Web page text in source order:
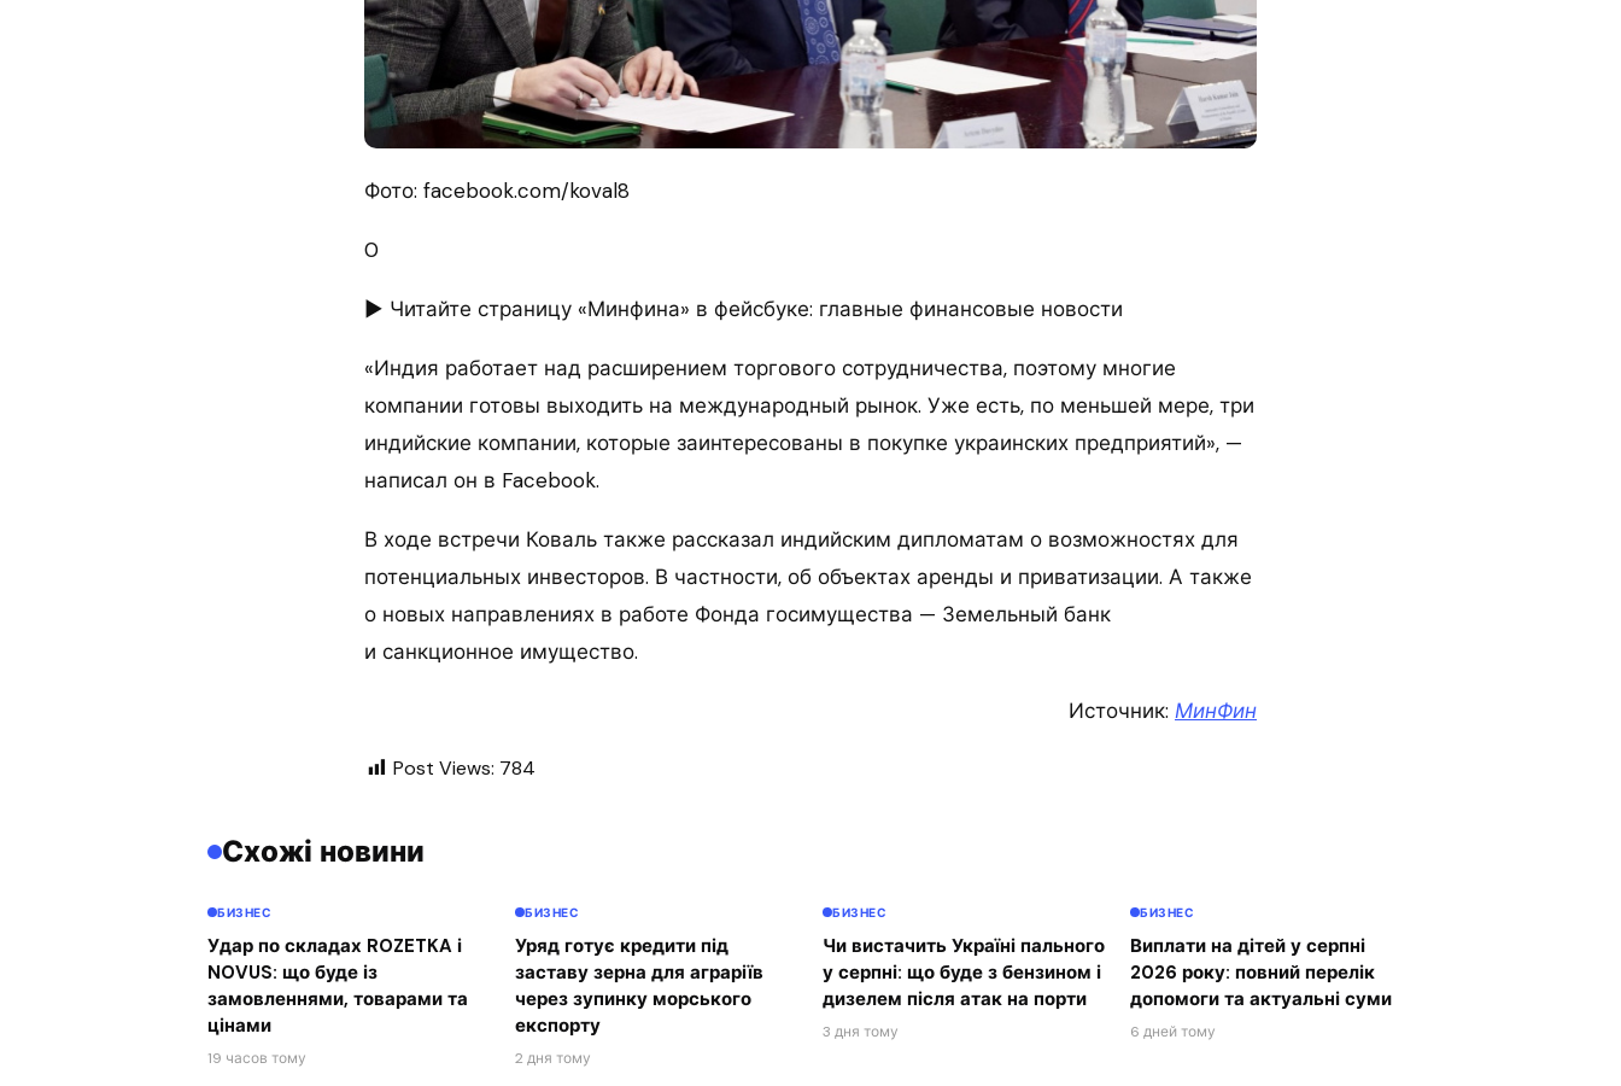
Фото: facebook.com/koval8
0
► Читайте страницу «Минфина» в фейсбуке: главные финансовые новости
«Индия работает над расширением торгового сотрудничества, поэтому многие
компании готовы выходить на международный рынок. Уже есть, по меньшей мере, три
индийские компании, которые заинтересованы в покупке украинских предприятий», —
написал он в Facebook.
В ходе встречи Коваль также рассказал индийским дипломатам о возможностях для
потенциальных инвесторов. В частности, об объектах аренды и приватизации. А также
о новых направлениях в работе Фонда госимущества — Земельный банк
и санкционное имущество.
Источник: МинФин
Post Views: 784
Схожі новини
БИЗНЕС
Удар по складах ROZETKA і
NOVUS: що буде із
замовленнями, товарами та
цінами
19 часов тому
БИЗНЕС
Уряд готує кредити під
заставу зерна для аграріїв
через зупинку морського
експорту
2 дня тому
БИЗНЕС
Чи вистачить Україні пального
у серпні: що буде з бензином і
дизелем після атак на порти
3 дня тому
БИЗНЕС
Виплати на дітей у серпні
2026 року: повний перелік
допомоги та актуальні суми
6 дней тому